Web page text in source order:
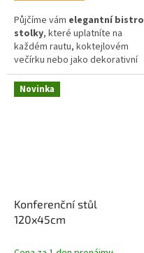
Půjčíme vám elegantní bistro
stolky, které uplatníte na
každém rautu, koktejlovém
večírku nebo jako dekorativní
doplněk výstavního prostoru.
Novinka
Konferenční stůl
120x45cm